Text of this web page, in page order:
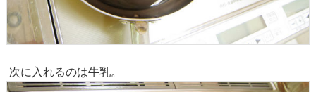
次に入れるのは牛乳。